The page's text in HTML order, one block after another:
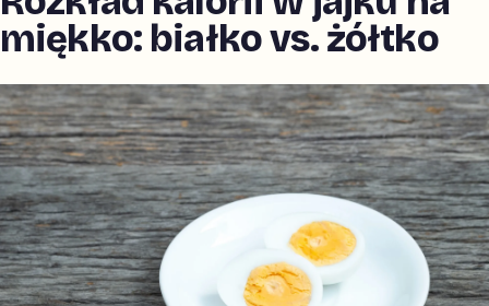
miękko: białko vs. żółtko